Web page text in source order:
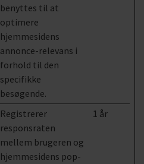
benyttes til at
optimere
hjemmesidens
annonce-relevans i
forhold til den
specifikke
besøgende.
Registrerer
responsraten
mellem brugeren og
hjemmesidens pop-
1 år